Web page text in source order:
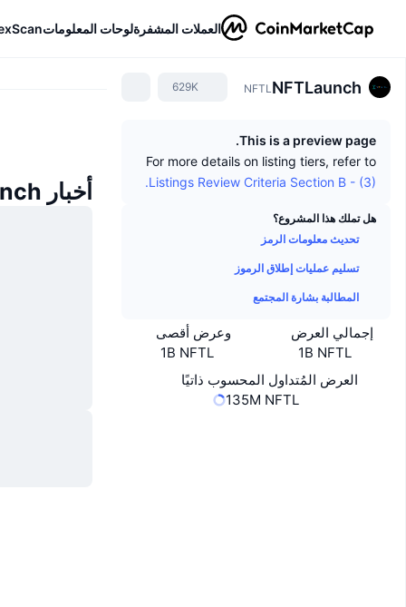
العملات المشفرةلوحات المعلومات
NFTLaunch
NFTL
629K
This is a preview page.
For more details on listing tiers, refer to
Listings Review Criteria Section B - (3).
هل تملك هذا المشروع؟
تحديث معلومات الرمز
تسليم عمليات إطلاق الرموز
المطالبة بشارة المجتمع
إجمالي العرض
1B NFTL
وعرض أقصى
1B NFTL
العرض المُتداول المحسوب ذاتيًا
135M NFTL
أخبار NFTLaunch